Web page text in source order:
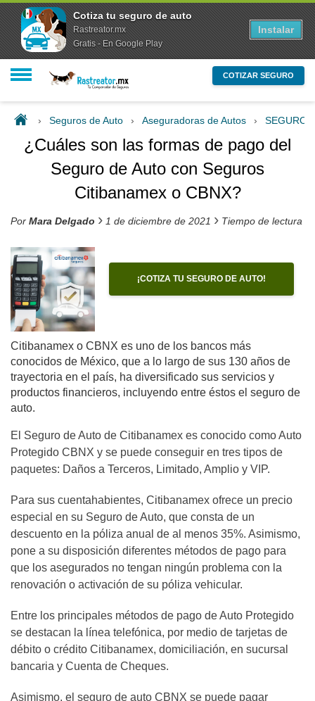
COTIZAR SEGURO
› Seguros de Auto › Aseguradoras de Autos ›
¿Cuáles son las formas de pago del
Seguro de Auto con Seguros
Citibanamex o CBNX?
Por Mara Delgado › 1 de diciembre de 2021 › Tiempo de lectura
¡COTIZA TU SEGURO DE AUTO!
Citibanamex o CBNX es uno de los bancos más
conocidos de México, que a lo largo de sus 130 años de
trayectoria en el país, ha diversificado sus servicios y
productos financieros, incluyendo entre éstos el seguro de
auto.
El Seguro de Auto de Citibanamex es conocido como Auto
Protegido CBNX y se puede conseguir en tres tipos de
paquetes: Daños a Terceros, Limitado, Amplio y VIP.
Para sus cuentahabientes, Citibanamex ofrece un precio
especial en su Seguro de Auto, que consta de un
descuento en la póliza anual de al menos 35%. Asimismo,
pone a su disposición diferentes métodos de pago para
que los asegurados no tengan ningún problema con la
renovación o activación de su póliza vehicular.
Entre los principales métodos de pago de Auto Protegido
se destacan la línea telefónica, por medio de tarjetas de
débito o crédito Citibanamex, domiciliación, en sucursal
bancaria y Cuenta de Cheques.
Asimismo, el seguro de auto CBNX se puede pagar
Cotiza tu seguro de auto
Rastreator.mx
Gratis - En Google Play
Instalar